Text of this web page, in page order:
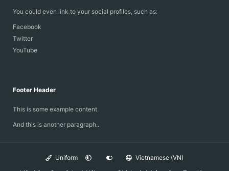
You could even link to your social profiles, such as:
Facebook
Twitter
YouTube
Footer Header
This is some example content.
And this is another paragraph..
Uniform
Vietnamese (VN)